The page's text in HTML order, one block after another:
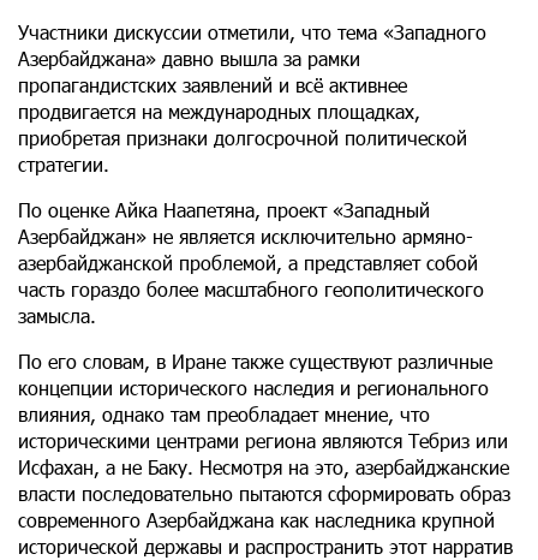
Участники дискуссии отметили, что тема «Западного
Азербайджана» давно вышла за рамки
пропагандистских заявлений и всё активнее
продвигается на международных площадках,
приобретая признаки долгосрочной политической
стратегии.
По оценке Айка Наапетяна, проект «Западный
Азербайджан» не является исключительно армяно-
азербайджанской проблемой, а представляет собой
часть гораздо более масштабного геополитического
замысла.
По его словам, в Иране также существуют различные
концепции исторического наследия и регионального
влияния, однако там преобладает мнение, что
историческими центрами региона являются Тебриз или
Исфахан, а не Баку. Несмотря на это, азербайджанские
власти последовательно пытаются сформировать образ
современного Азербайджана как наследника крупной
исторической державы и распространить этот нарратив